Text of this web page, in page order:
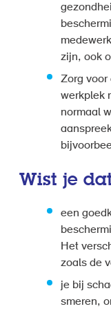
zijn, ook
Zorg voor
werkplek
normaal
Wist je
een
Het
zoals de
je bij
smeren,